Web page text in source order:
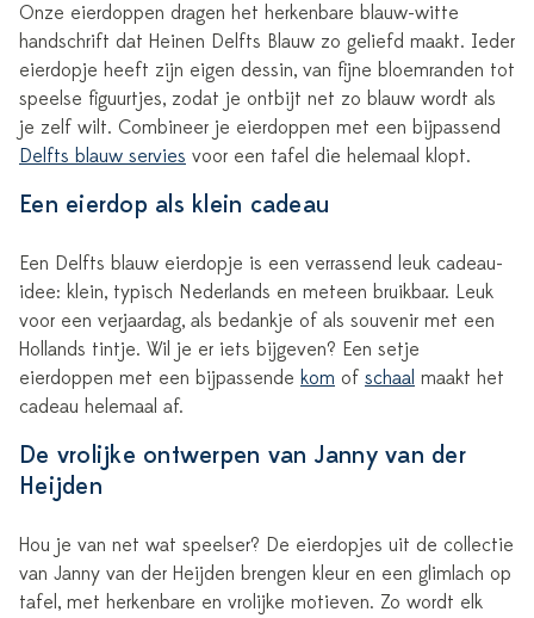
Onze eierdoppen dragen het herkenbare blauw-witte
handschrift dat Heinen Delfts Blauw zo geliefd maakt. Ieder
eierdopje heeft zijn eigen dessin, van fijne bloemranden tot
speelse figuurtjes, zodat je ontbijt net zo blauw wordt als
je zelf wilt. Combineer je eierdoppen met een bijpassend
Delfts blauw servies voor een tafel die helemaal klopt.
Een eierdop als klein cadeau
Een Delfts blauw eierdopje is een verrassend leuk cadeau-
idee: klein, typisch Nederlands en meteen bruikbaar. Leuk
voor een verjaardag, als bedankje of als souvenir met een
Hollands tintje. Wil je er iets bijgeven? Een setje
eierdoppen met een bijpassende kom of schaal maakt het
cadeau helemaal af.
De vrolijke ontwerpen van Janny van der
Heijden
Hou je van net wat speelser? De eierdopjes uit de collectie
van Janny van der Heijden brengen kleur en een glimlach op
tafel, met herkenbare en vrolijke motieven. Zo wordt elk